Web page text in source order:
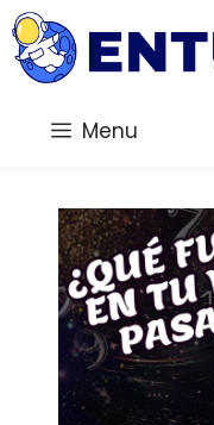
Saltar
al
contenido
Menu